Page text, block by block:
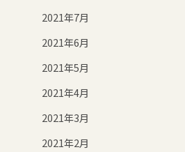
2021年7月
2021年6月
2021年5月
2021年4月
2021年3月
2021年2月